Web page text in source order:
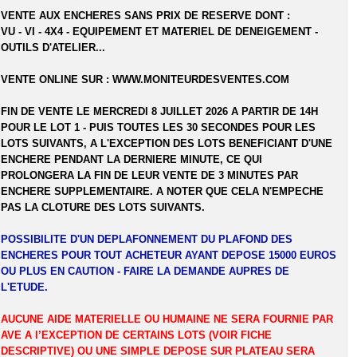
VENTE AUX ENCHERES SANS PRIX DE RESERVE DONT :
VU - VI - 4X4 - EQUIPEMENT ET MATERIEL DE DENEIGEMENT -
OUTILS D'ATELIER...
VENTE ONLINE SUR :WWW.MONITEURDESVENTES.COM
FIN DE VENTE LE MERCREDI 8 JUILLET 2026 A PARTIR DE 14H
POUR LE LOT 1 - PUIS TOUTES LES 30 SECONDES POUR LES
LOTS SUIVANTS, A L'EXCEPTION DES LOTS BENEFICIANT D'UNE
ENCHERE PENDANT LA DERNIERE MINUTE, CE QUI
PROLONGERA LA FIN DE LEUR VENTE DE 3 MINUTES PAR
ENCHERE SUPPLEMENTAIRE. A NOTER QUE CELA N'EMPECHE
PAS LA CLOTURE DES LOTS SUIVANTS.
POSSIBILITE D'UN DEPLAFONNEMENT DU PLAFOND DES
ENCHERES POUR TOUT ACHETEUR AYANT DEPOSE 15000 EUROS
OU PLUS EN CAUTION - FAIRE LA DEMANDE AUPRES DE
L'ETUDE.
AUCUNE AIDE MATERIELLE OU HUMAINE NE SERA FOURNIE PAR
AVE A l’EXCEPTION DE CERTAINS LOTS (VOIR FICHE
DESCRIPTIVE) OU UNE SIMPLE DEPOSE SUR PLATEAU SERA